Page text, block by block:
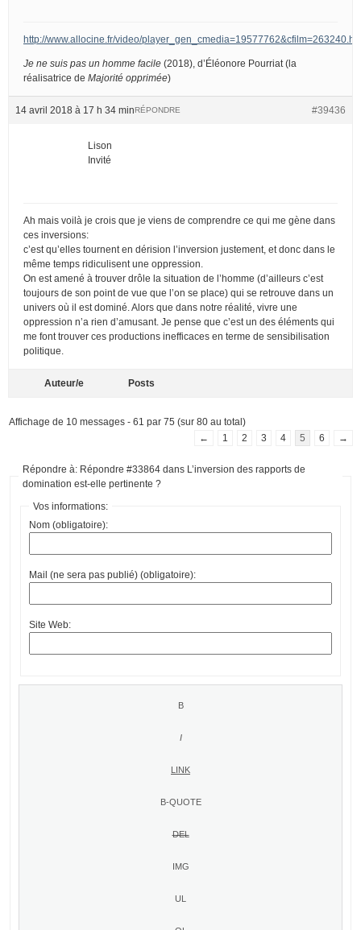
http://www.allocine.fr/video/
Je ne suis pas un homme facile (2018), d’Éléonore Pourriat (la
réalisatrice de Majorité opprimée)
14 avril 2018 à 17 h 34 min #39436
RÉPONDRE
Lison
Invité
Ah mais voilà je crois que je viens de comprendre ce qui me gène dans
ces inversions:
c’est qu’elles tournent en dérision l’inversion justement, et donc dans le
même temps ridiculisent une oppression.
On est amené à trouver drôle la situation de l’homme (d’ailleurs c’est
toujours de son point de vue que l’on se place) qui se retrouve dans un
univers où il est dominé. Alors que dans notre réalité, vivre une
oppression n’a rien d’amusant. Je pense que c’est un des éléments qui
me font trouver ces productions inefficaces en terme de sensibilisation
politique.
Auteur/e Posts
Affichage de 10 messages - 61 par 75 (sur 80 au total)
←
1 2 3 4 5 6 →
Répondre à: Répondre #33864 dans L’inversion des rapports de
domination est-elle pertinente ?
Vos informations:
Nom (obligatoire):
Mail (ne sera pas publié) (obligatoire):
Site Web: